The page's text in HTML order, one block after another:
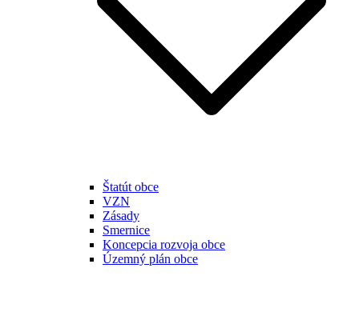
Štatút obce
VZN
Zásady
Smernice
Koncepcia rozvoja obce
Územný plán obce